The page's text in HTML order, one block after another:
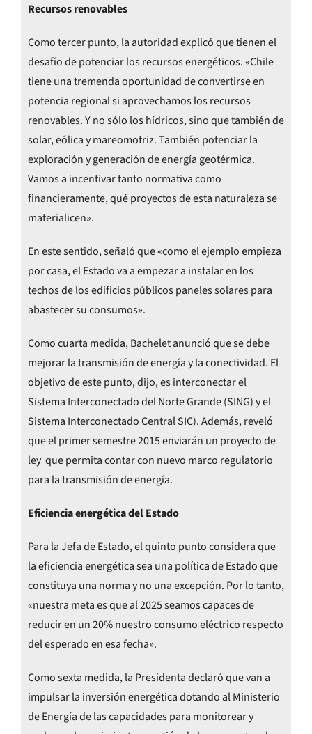
Recursos renovables
Como tercer punto, la autoridad explicó que tienen el
desafío de potenciar los recursos energéticos. «Chile
tiene una tremenda oportunidad de convertirse en
potencia regional si aprovechamos los recursos
renovables. Y no sólo los hídricos, sino que también de
solar, eólica y mareomotriz. También potenciar la
exploración y generación de energía geotérmica.
Vamos a incentivar tanto normativa como
financieramente, qué proyectos de esta naturaleza se
materialicen».
En este sentido, señaló que «como el ejemplo empieza
por casa, el Estado va a empezar a instalar en los
techos de los edificios públicos paneles solares para
abastecer su consumos».
Como cuarta medida, Bachelet anunció que se debe
mejorar la transmisión de energía y la conectividad. El
objetivo de este punto, dijo, es interconectar el
Sistema Interconectado del Norte Grande (SING) y el
Sistema Interconectado Central SIC). Además, reveló
que el primer semestre 2015 enviarán un proyecto de
ley que permita contar con nuevo marco regulatorio
para la transmisión de energía.
Eficiencia energética del Estado
Para la Jefa de Estado, el quinto punto considera que
la eficiencia energética sea una política de Estado que
constituya una norma y no una excepción. Por lo tanto,
«nuestra meta es que al 2025 seamos capaces de
reducir en un 20% nuestro consumo eléctrico respecto
del esperado en esa fecha».
Como sexta medida, la Presidenta declaró que van a
impulsar la inversión energética dotando al Ministerio
de Energía de las capacidades para monitorear y